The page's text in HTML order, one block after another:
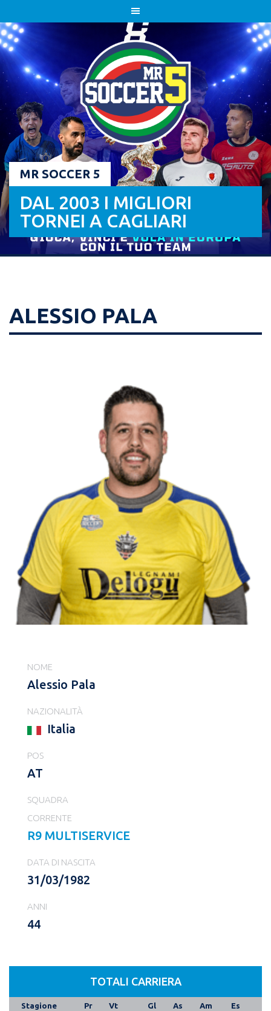
to
content
MR SOCCER 5
DAL 2003 I MIGLIORI
TORNEI A CAGLIARI
ALESSIO PALA
NOME
Alessio Pala
NAZIONALITÀ
Italia
POS
AT
SQUADRA
CORRENTE
R9 MULTISERVICE
DATA DI NASCITA
31/03/1982
ANNI
44
TOTALI CARRIERA
Stagione Pr Vt Gl As Am Es